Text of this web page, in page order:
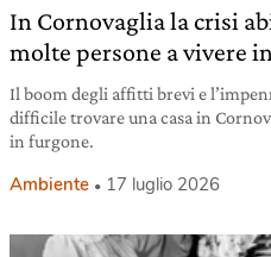
In Cornovaglia la crisi
molte persone a vivere
Il boom degli affitti brevi e
difficile trovare una casa in
in furgone.
Ambiente 17 luglio 2026